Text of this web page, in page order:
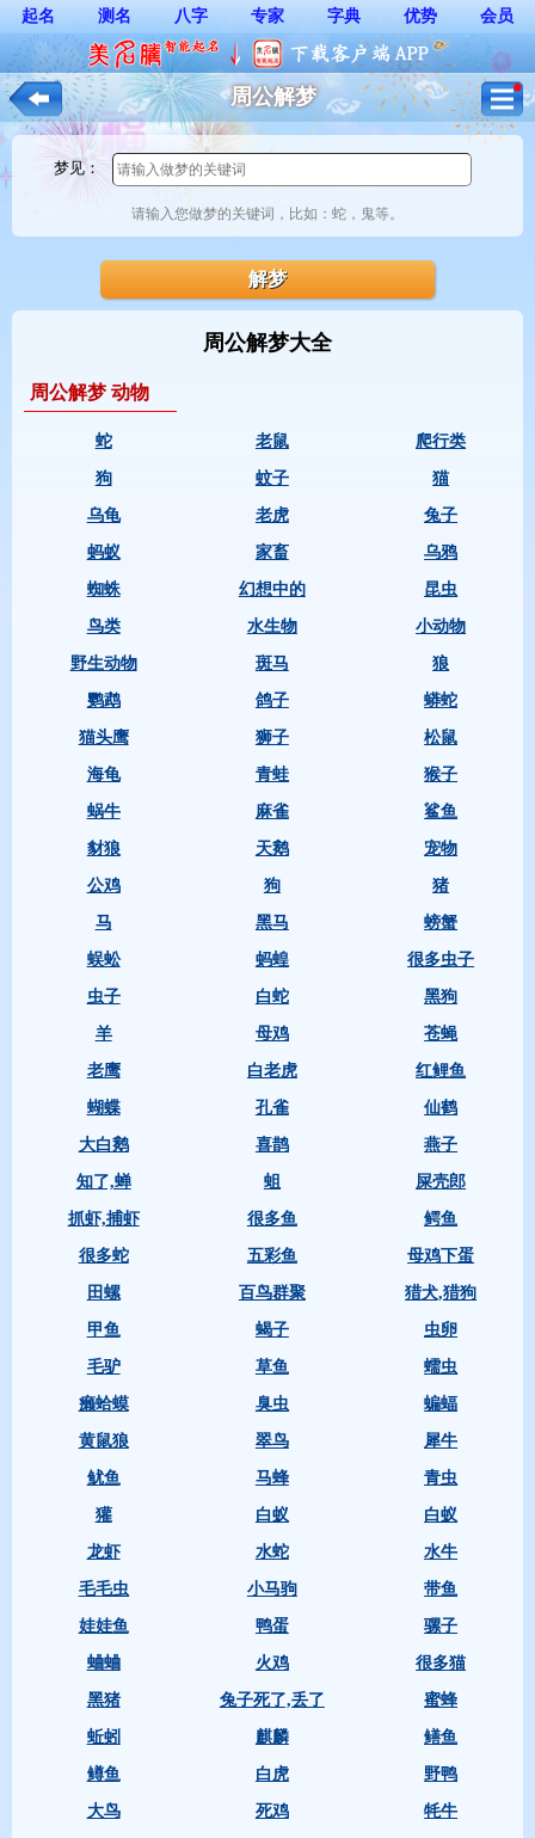
起名 测名 八字 专家 字典 优势 会员
周公解梦
梦见：
请输入您做梦的关键词，比如：蛇，鬼等。
周公解梦大全
周公解梦 动物
蛇 老鼠 爬行类
狗 蚊子 猫
乌龟 老虎 兔子
蚂蚁 家畜 乌鸦
蜘蛛 幻想中的 昆虫
鸟类 水生物 小动物
野生动物 斑马 狼
鹦鹉 鸽子 蟒蛇
猫头鹰 狮子 松鼠
海龟 青蛙 猴子
蜗牛 麻雀 鲨鱼
豺狼 天鹅 宠物
公鸡 狗 猪
马 黑马 螃蟹
蜈蚣 蚂蝗 很多虫子
虫子 白蛇 黑狗
羊 母鸡 苍蝇
老鹰 白老虎 红鲤鱼
蝴蝶 孔雀 仙鹤
大白鹅 喜鹊 燕子
知了,蝉 蛆 屎壳郎
抓虾,捕虾 很多鱼 鳄鱼
很多蛇 五彩鱼 母鸡下蛋
田螺 百鸟群聚 猎犬,猎狗
甲鱼 蝎子 虫卵
毛驴 草鱼 蠕虫
癞蛤蟆 臭虫 蝙蝠
黄鼠狼 翠鸟 犀牛
鱿鱼 马蜂 青虫
獾 白蚁 白蚁
龙虾 水蛇 水牛
毛毛虫 小马驹 带鱼
娃娃鱼 鸭蛋 骡子
蛐蛐 火鸡 很多猫
黑猪 兔子死了,丢了 蜜蜂
蚯蚓 麒麟 鳝鱼
鳟鱼 白虎 野鸭
大鸟 死鸡 牦牛